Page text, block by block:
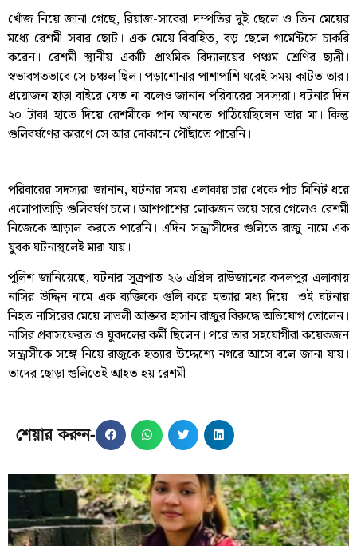
খোঁজ নিয়ে জানা গেছে, রিয়াজ-সাবেরা দম্পতির দুই ছেলে ও তিন মেয়ের
মধ্যে রেশমী সবার ছোট। এক মেয়ে বিবাহিত, বড় ছেলে গার্মেন্টসে চাকরি
করেন। রেশমী স্থানীয় একটি প্রাথমিক বিদ্যালয়ের পঞ্চম শ্রেণির ছাত্রী।
স্বভাবগতভাবে সে চঞ্চল ছিল। পড়াশোনার পাশাপাশি ঘরেই সময় কাটত তার।
প্রয়োজন ছাড়া বাইরে যেত না বলেও জানান পরিবারের সদস্যরা। ঘটনার দিন
২০ টাকা হাতে দিয়ে রেশমীকে পান আনতে পাঠিয়েছিলেন তার মা। কিন্তু
গুলিবর্ষণের কারণে সে আর দোকানে পৌঁছাতে পারেনি।
পরিবারের সদস্যরা জানান, ঘটনার সময় এলাকায় চার থেকে পাঁচ মিনিট ধরে
এলোপাতাড়ি গুলিবর্ষণ চলে। আশপাশের লোকজন ভয়ে সরে গেলেও রেশমী
নিজেকে আড়াল করতে পারেনি। এদিন সন্ত্রাসীদের গুলিতে রাজু নামে এক
যুবক ঘটনাস্থলেই মারা যায়।
পুলিশ জানিয়েছে, ঘটনার সূত্রপাত ২৬ এপ্রিল রাউজানের কদলপুর এলাকায়
নাসির উদ্দিন নামে এক ব্যক্তিকে গুলি করে হত্যার মধ্য দিয়ে। ওই ঘটনায়
নিহত নাসিরের মেয়ে লাভলী আক্তার হাসান রাজুর বিরুদ্ধে অভিযোগ তোলেন।
নাসির প্রবাসফেরত ও যুবদলের কর্মী ছিলেন। পরে তার সহযোগীরা কয়েকজন
সন্ত্রাসীকে সঙ্গে নিয়ে রাজুকে হত্যার উদ্দেশ্যে নগরে আসে বলে জানা যায়।
তাদের ছোড়া গুলিতেই আহত হয় রেশমী।
শেয়ার করুন-